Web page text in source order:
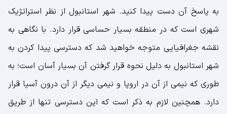
به پاسخ آن دست پیدا کنید. شهر استانبول از نظر استراتژیک
شهری است که در منطقه بسیار حساسی قرار دارد. با نگاهی به
نقشه جغرافیایی متوجه خواهید شد که دسترسی پیدا کردن به
شهر استانبول به دلیل نحوه قرار گرفتن آن بسیار آسان است؛ به
طوری که نیمی از آن در اروپا و نیمی دیگر از آن درون آسیا قرار
دارد. همچنین لازم به ذکر است که این دسترسی تنها از طریق